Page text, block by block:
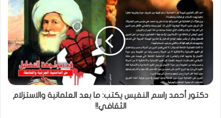
دكتور أحمد راسم النفيس يكتب: ما بعد العلمانية والاستزلام
الثقافي!!